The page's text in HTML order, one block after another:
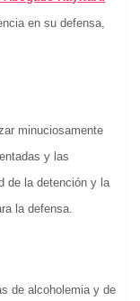
en su defensa,
minuciosamente
y las
de la detención y la
la defensa.
de alcoholemia y de